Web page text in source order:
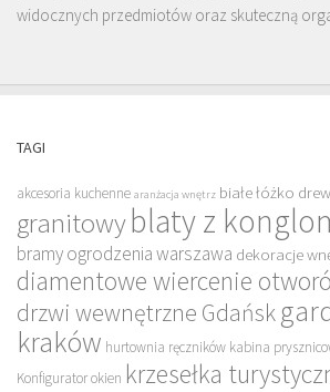
widocznych przedmiotów oraz skuteczną
TAGI
akcesoria kuchenne aranżacja wnętrz białe łóżko
granitowyblaty z
bramy ogrodzenia warszawa dekoracje
diamentowe wiercenie
drzwi wewnętrzne Gdańsk
kraków hurtownia ręczników kabina
Konfigurator okien krzesełka